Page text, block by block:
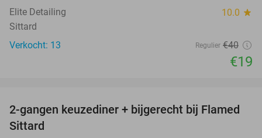
Elite Detailing 10.0 star
Sittard
Verkocht: 13
Regulier €40
€19
31%
2-gangen keuzediner + bijgerecht bij Flamed
Sittard